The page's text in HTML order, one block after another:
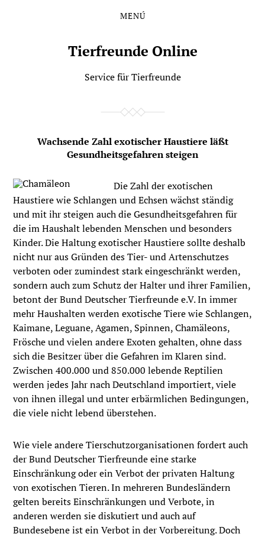
MENÚ
Tierfreunde Online
Service für Tierfreunde
Wachsende Zahl exotischer Haustiere läßt
Gesundheitsgefahren steigen
Die Zahl der exotischen
Haustiere wie Schlangen und Echsen wächst ständig
und mit ihr steigen auch die Gesundheitsgefahren für
die im Haushalt lebenden Menschen und besonders
Kinder. Die Haltung exotischer Haustiere sollte deshalb
nicht nur aus Gründen des Tier- und Artenschutzes
verboten oder zumindest stark eingeschränkt werden,
sondern auch zum Schutz der Halter und ihrer Familien,
betont der Bund Deutscher Tierfreunde e.V. In immer
mehr Haushalten werden exotische Tiere wie Schlangen,
Kaimane, Leguane, Agamen, Spinnen, Chamäleons,
Frösche und vielen andere Exoten gehalten, ohne dass
sich die Besitzer über die Gefahren im Klaren sind.
Zwischen 400.000 und 850.000 lebende Reptilien
werden jedes Jahr nach Deutschland importiert, viele
von ihnen illegal und unter erbärmlichen Bedingungen,
die viele nicht lebend überstehen.
Wie viele andere Tierschutzorganisationen fordert auch
der Bund Deutscher Tierfreunde eine starke
Einschränkung oder ein Verbot der privaten Haltung
von exotischen Tieren. In mehreren Bundesländern
gelten bereits Einschränkungen und Verbote, in
anderen werden sie diskutiert und auch auf
Bundesebene ist ein Verbot in der Vorbereitung. Doch